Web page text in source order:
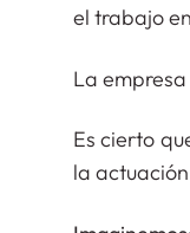
el trabajo
La
Es cierto
la